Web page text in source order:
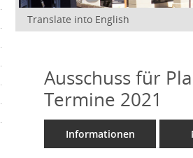
Translate into English
Ausschuss für
Termine 2021
Informationen